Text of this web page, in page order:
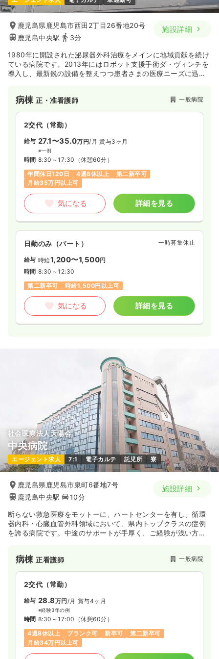
鹿児島県鹿児島市西田2丁目26番地20号
鹿児島中央駅
3分
施設詳細
1980年に開設された泌尿器外科治療をメインに地域貢献を続け
ている病院です。2013年にはロボット支援手術ダ・ヴィンチを
導入し、最新鋭の設備を整えつつ患者さまの医療ニーズに迅速
病棟正・准看護師 一般病院
2交代（常勤）
給与 27.1〜35.0万円/月 賞与3ヶ月
※一例
時間 8:30～17:30 （休憩60分）
年間休日120日
4週8休以上
第二新卒可
月給35万円以上可
気になる 詳細を見る
日勤のみ（パート） 一時募集休止
給与 時給1,200〜1,500円
時間 8:30～12:30
第二新卒可
時給1,500円以上可
気になる 詳細を見る
社会医療法人天陽会
中央病院
エージェント求人 7:1 電子カルテ 託児所 寮
鹿児島県鹿児島市泉町6番地7号
鹿児島中央駅
10分
施設詳細
断らない救急医療をモットーに、ハートセンターを有し、循環
器内科・心臓血管外科領域において、県内トップクラスの症例
を誇る病院です。中途のサポートが手厚く、ご経験が浅い方で
病棟正看護師 一般病院
2交代（常勤）
給与 28.8万円 /月 賞与4ヶ月
※経験3年の例
時間 8:30～17:00 （休憩60分）
4週8休以上
ブランク可 新卒可
第二新卒可
月給34万円以上可